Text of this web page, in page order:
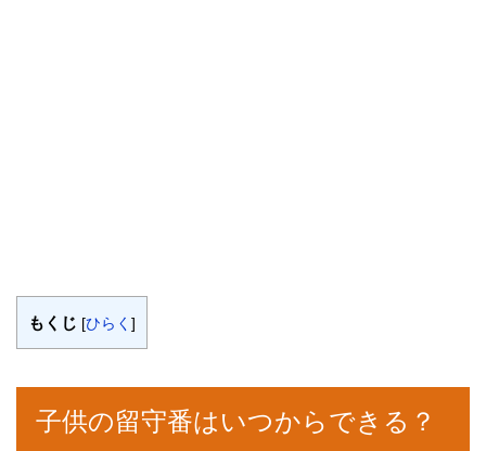
もくじ [ひらく ]
子供の留守番はいつからできる？